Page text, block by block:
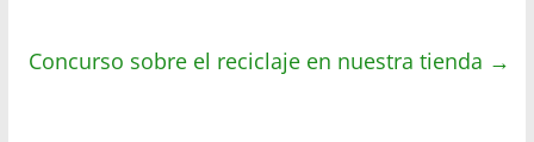
p
k
i
Concurso sobre el reciclaje en nuestra tienda →